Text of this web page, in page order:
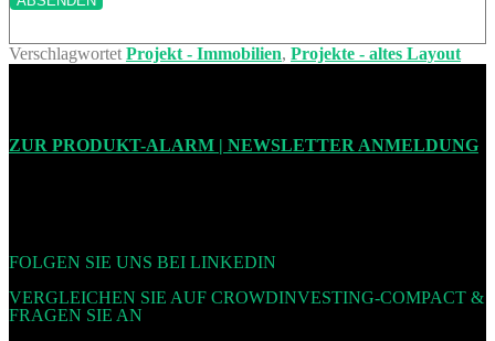
VerschlagwortetProjekt - Immobilien, Projekte - altes Layout
ZUR PRODUKT-ALARM | NEWSLETTER ANMELDUNG
FOLGEN SIE UNS BEI LINKEDIN
VERGLEICHEN SIE AUF CROWDINVESTING-COMPACT &
FRAGEN SIE AN